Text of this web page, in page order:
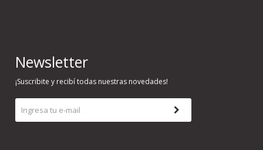
Newsletter
¡Suscribite y recibí todas nuestras novedades!